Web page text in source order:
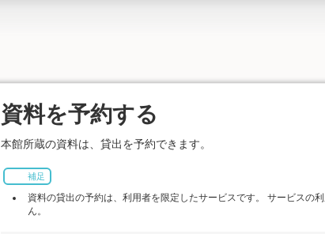
資料を予約する
本館所蔵の資料は、貸出を予約できます。
補足
資料の貸出の予約は、利用者を限定したサービスです。 サービスの
ん。